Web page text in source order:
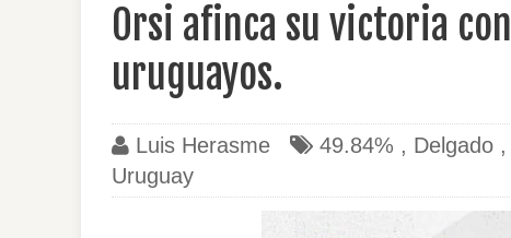
Orsi afinca su victoria
uruguayos.
Luis Herasme 49.84% , Delgado ,
Uruguay